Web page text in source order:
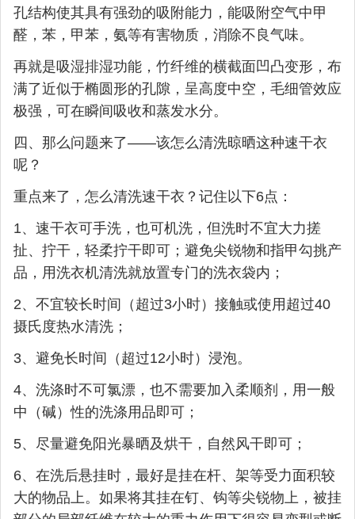
孔结构使其具有强劲的吸附能力，能吸附空气中甲
醛，苯，甲苯，氨等有害物质，消除不良气味。
再就是吸湿排湿功能，竹纤维的横截面凹凸变形，布
满了近似于椭圆形的孔隙，呈高度中空，毛细管效应
极强，可在瞬间吸收和蒸发水分。
四、那么问题来了——该怎么清洗晾晒这种速干衣
呢？
重点来了，怎么清洗速干衣？记住以下6点：
1、速干衣可手洗，也可机洗，但洗时不宜大力搓
扯、拧干，轻柔拧干即可；避免尖锐物和指甲勾挑产
品，用洗衣机清洗就放置专门的洗衣袋内；
2、不宜较长时间（超过3小时）接触或使用超过40
摄氏度热水清洗；
3、避免长时间（超过12小时）浸泡。
4、洗涤时不可氯漂，也不需要加入柔顺剂，用一般
中（碱）性的洗涤用品即可；
5、尽量避免阳光暴晒及烘干，自然风干即可；
6、在洗后悬挂时，最好是挂在杆、架等受力面积较
大的物品上。如果将其挂在钉、钩等尖锐物上，被挂